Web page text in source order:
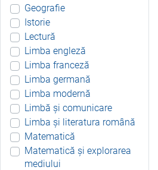
Geografie
Istorie
Lectură
Limba engleză
Limba franceză
Limba germană
Limba modernă
Limbă și comunicare
Limba și literatura română
Matematică
Matematică și explorarea
mediului